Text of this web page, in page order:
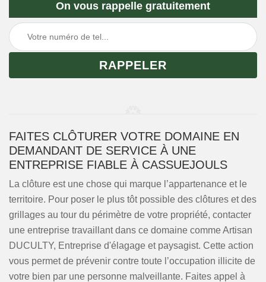
On vous rappelle gratuitement
FAITES CLÔTURER VOTRE DOMAINE EN
DEMANDANT DE SERVICE À UNE
ENTREPRISE FIABLE À CASSUEJOULS
La clôture est une chose qui marque l’appartenance et le
territoire. Pour poser le plus tôt possible des clôtures et des
grillages au tour du périmètre de votre propriété, contacter
une entreprise travaillant dans ce domaine comme Artisan
DUCULTY, Entreprise d'élagage et paysagist. Cette action
vous permet de prévenir contre toute l’occupation illicite de
votre bien par une personne malveillante. Faites appel à